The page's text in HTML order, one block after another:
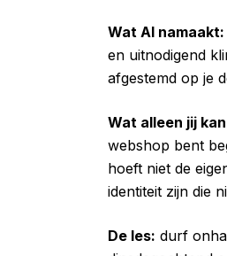
Wat AI namaakt:
en uitnodigend
afgestemd op je
Wat alleen jij
webshop bent
hoeft niet de
identiteit zijn die
De les: durf